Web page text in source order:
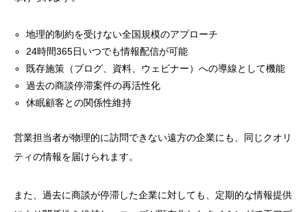
地理的制約を受けない全国規模のアプローチ
24時間365日いつでも情報配信が可能
既存施策（ブログ、資料、ウェビナー）への導線として機能
過去の商談停滞案件の再活性化
休眠顧客との関係性維持
営業担当者が物理的に訪問できない遠方の企業にも、同じクオリ
ティの情報を届けられます。
また、過去に商談が停滞した企業に対しても、定期的な情報提供